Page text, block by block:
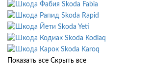
Skoda Fabia
Skoda Rapid
Skoda Yeti
Skoda Kodiaq
Skoda Karoq
Показать все Скрыть все